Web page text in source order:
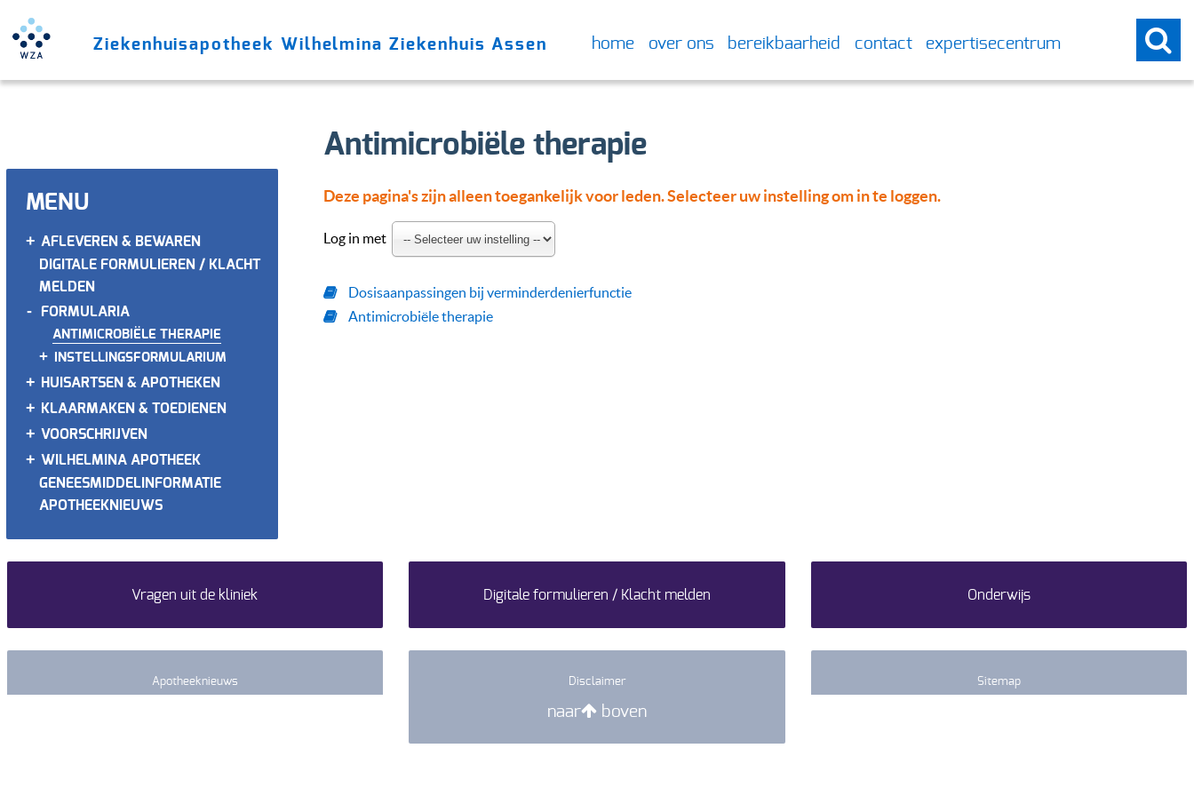
Ziekenhuisapotheek Wilhelmina Ziekenhuis Assen home over ons bereikbaarheid contact expertisecentrum
Antimicrobiële therapie
Deze pagina's zijn alleen toegankelijk voor leden. Selecteer uw instelling om in te loggen.
Log in met
Dosisaanpassingen bij verminderdenierfunctie
Antimicrobiële therapie
MENU
+ AFLEVEREN & BEWAREN
DIGITALE FORMULIEREN / KLACHT
MELDEN
- FORMULARIA
ANTIMICROBIËLE THERAPIE
+ INSTELLINGSFORMULARIUM
+ HUISARTSEN & APOTHEKEN
+ KLAARMAKEN & TOEDIENEN
+ VOORSCHRIJVEN
+ WILHELMINA APOTHEEK
GENEESMIDDELINFORMATIE
APOTHEEKNIEUWS
Vragen uit de kliniek Digitale formulieren / Klacht melden Onderwijs
Apotheeknieuws Disclaimer Sitemap
naar boven